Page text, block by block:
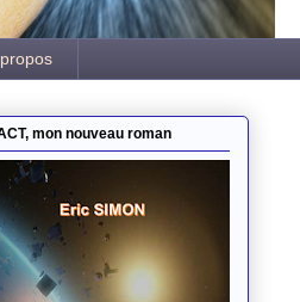
mon nouveau roman